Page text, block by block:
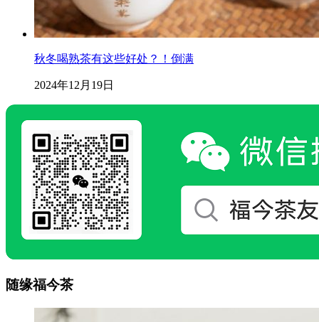
秋冬喝熟茶有这些好处？！倒满
2024年12月19日
随缘福今茶